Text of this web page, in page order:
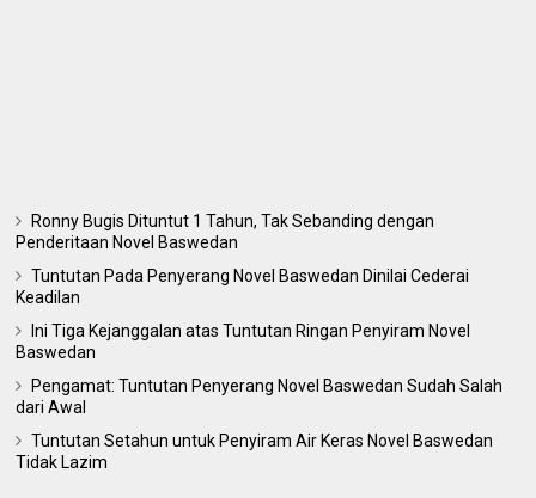
Ronny Bugis Dituntut 1 Tahun, Tak Sebanding dengan
Penderitaan Novel Baswedan
Tuntutan Pada Penyerang Novel Baswedan Dinilai Cederai
Keadilan
Ini Tiga Kejanggalan atas Tuntutan Ringan Penyiram Novel
Baswedan
Pengamat: Tuntutan Penyerang Novel Baswedan Sudah Salah
dari Awal
Tuntutan Setahun untuk Penyiram Air Keras Novel Baswedan
Tidak Lazim